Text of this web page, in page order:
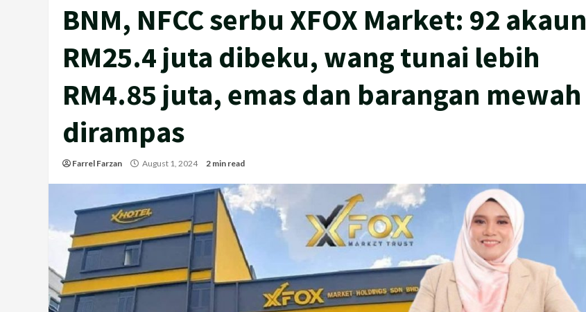
BNM, NFCC serbu XFOX Market: 92 akaun
RM25.4 juta dibeku, wang tunai lebih
RM4.85 juta, emas dan barangan mewah
dirampas
Farrel Farzan August 1, 2024 2 min read